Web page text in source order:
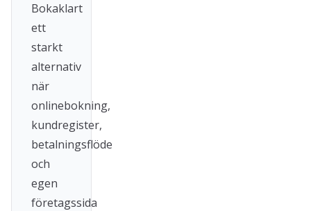
Bokaklart
ett
starkt
alternativ
när
onlinebokning,
kundregister,
betalningsflöde
och
egen
företagssida